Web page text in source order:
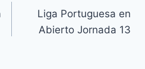
Liga Portuguesa en
Abierto Jornada 13